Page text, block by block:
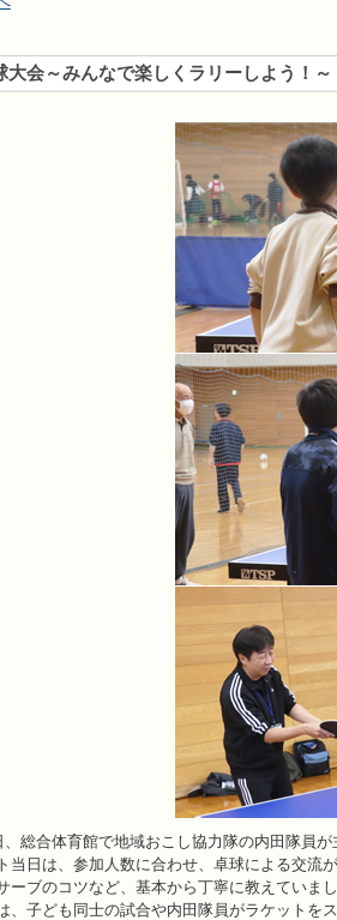
大会～みんなで楽しくラリーしよう！～
総合体育館で地域おこし協力隊の内田隊員が
当日は、参加人数に合わせ、卓球による交流
ーブのコツなど、基本から丁寧に教えていまし
、子ども同士の試合や内田隊員がラケットを